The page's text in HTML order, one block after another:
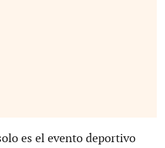
es el evento deportivo